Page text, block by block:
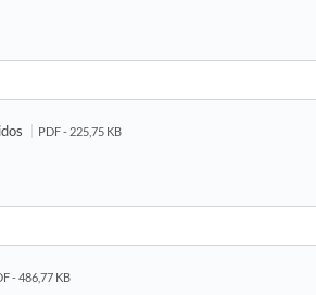
PDF - 225,75 KB
- 486,77 KB